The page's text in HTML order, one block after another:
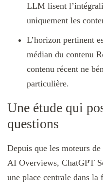
LLM lisent
uniquement les
L’horizon pertinent
médian du contenu
contenu récent ne
particulière.
Une étude qui
questions
Depuis que les moteurs
AI Overviews, ChatGPT
une place centrale dans la